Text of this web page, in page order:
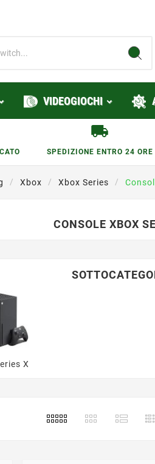
VIDEOGIOCHI
SPEDIZIONE ENTRO 24 ORE
Xbox Xbox Series
CONSOLE XBOX
X